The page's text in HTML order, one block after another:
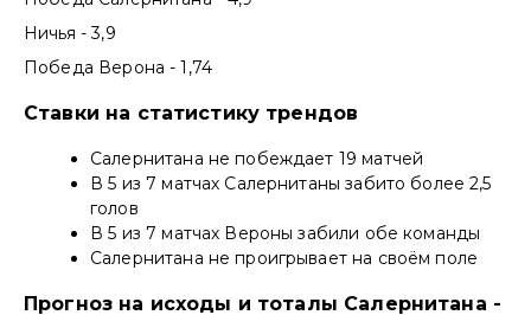
Ничья - 3,9
Победа Верона - 1,74
Ставки на статистику трендов
Салернитана не побеждает 19 матчей
В 5 из 7 матчах Салернитаны забито более 2,5
голов
В 5 из 7 матчах Вероны забили обе команды
Салернитана не проигрывает на своём поле
Прогноз на исходы и тоталы Салернитана -